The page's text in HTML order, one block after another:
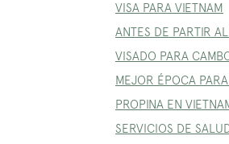
VISA PARA VIETNAM
ANTES DE PARTIR
VISADO PARA
MEJOR ÉPOCA
PROPINA EN
SERVICIOS DE